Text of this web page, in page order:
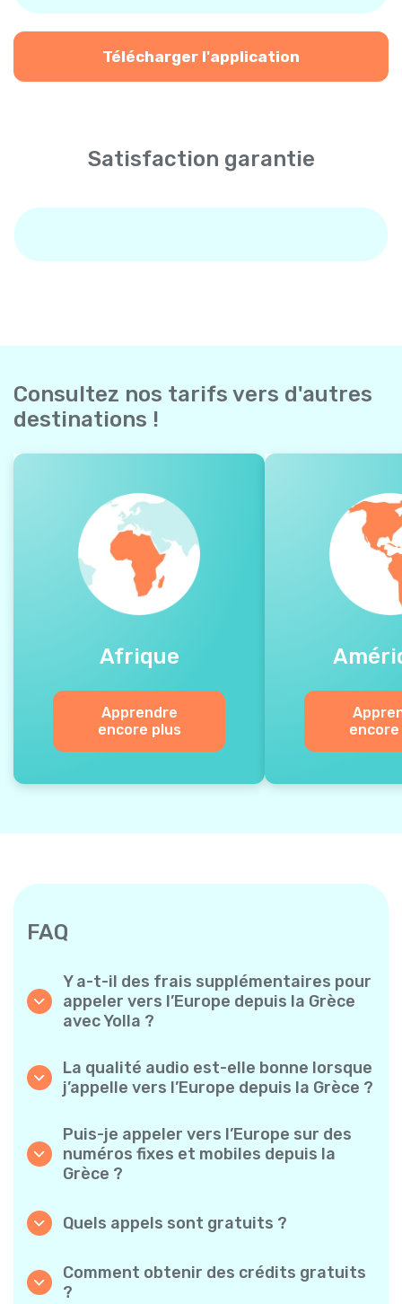
Télécharger l'application
Satisfaction garantie
Consultez nos tarifs vers d'autres
destinations !
Afrique
Apprendre
encore plus
encore
FAQ
Y a-t-il des frais supplémentaires pour
appeler vers l’Europe depuis la Grèce
avec Yolla ?
à la minute – vous ne payez que pour le temps
de conversation. Aucun frais caché, aucun
abonnement mensuel obligatoire ni frais de
La qualité audio est-elle bonne lorsque
j’appelle vers l’Europe depuis la Grèce ?
supérieure pour tous les appels, ce qui donne
l’impression de parler à quelqu’un de votre
quartier, même s’il est à l’autre bout du
monde.
Puis-je appeler vers l’Europe sur des
numéros fixes et mobiles depuis la
Grèce ?
téléphones classiques – vous pouvez donc
Quels appels sont gratuits ?
gratuits si les deux utilisateurs utilisent
l’application et sont connectés à Internet. Il
suffit de choisir l’option « appel gratuit » pour
Comment obtenir des crédits gratuits
?